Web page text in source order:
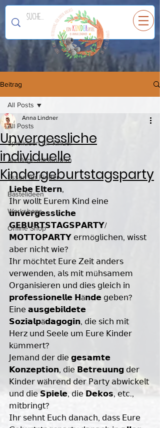
EinKINDERspiel
Beitrag
All Posts
Spielideen für Kinder
Ausflüge mit Kindern
Essen für Kinder
Bastelideen
Workshops
Online Shop
All Posts
Unvergessliche
individuelle
Kindergeburtstagsparty
Anna Lindner
𝗟𝗶𝗲𝗯𝗲 𝗘𝗹𝘁𝗲𝗿𝗻,
𝖨𝗁𝗋 𝗐𝗈𝗅𝗅𝗍 𝖤𝗎𝗋𝖾𝗆 𝖪𝗂𝗇𝖽 𝖾𝗂𝗇𝖾
𝘂𝗻𝘃𝗲𝗿𝗴𝗲𝘀𝘀𝗹𝗶𝗰𝗵𝗲
𝗚𝗘𝗕𝗨𝗥𝗧𝗦𝗧𝗔𝗚𝗦𝗣𝗔𝗥𝗧𝗬/
𝗠𝗢𝗧𝗧𝗢𝗣𝗔𝗥𝗧𝗬 𝖾𝗋𝗆ö𝗀𝗅𝗂𝖼𝗁𝖾𝗇, 𝗐𝗂𝗌𝗌𝗍
𝖺𝖻𝖾𝗋 𝗇𝗂𝖼𝗁𝗍 𝗐𝗂𝖾?
𝖨𝗁𝗋 𝗆ö𝖼𝗁𝗍𝖾𝗍 𝖤𝗎𝗋𝖾 𝖹𝖾𝗂𝗍 𝖺𝗇𝖽𝖾𝗋𝗌
𝗏𝖾𝗋𝗐𝖾𝗇𝖽𝖾𝗇, 𝖺𝗅𝗌 𝗆𝗂𝗍 𝗆ü𝗁𝗌𝖺𝗆𝖾𝗆
𝖮𝗋𝗀𝖺𝗇𝗂𝗌𝗂𝖾𝗋𝖾𝗇 𝗎𝗇𝖽 𝖽𝗂𝖾𝗌 𝗀𝗅𝖾𝗂𝖼𝗁 𝗂𝗇
𝗽𝗿𝗼𝗳𝗲𝘀𝘀𝗶𝗼𝗻𝗲𝗹𝗹𝗲 𝗛ä𝗻𝗱𝗲 𝗀𝖾𝖻𝖾𝗇?
𝖤𝗂𝗇𝖾 𝗮𝘂𝘀𝗴𝗲𝗯𝗶𝗹𝗱𝗲𝘁𝗲
𝗦𝗼𝘇𝗶𝗮𝗹𝗽ä𝗱𝗮𝗴𝗼𝗴𝗶𝗻, 𝖽𝗂𝖾 𝗌𝗂𝖼𝗁 𝗆𝗂𝗍
𝖧𝖾𝗋𝗓 𝗎𝗇𝖽 𝖲𝖾𝖾𝗅𝖾 𝗎𝗆 𝖤𝗎𝗋𝖾 𝖪𝗂𝗇𝖽𝖾𝗋
𝗄ü𝗆𝗆𝖾𝗋𝗍?
𝖩𝖾𝗆𝖺𝗇𝖽 𝖽𝖾𝗋 𝖽𝗂𝖾 𝗴𝗲𝘀𝗮𝗺𝘁𝗲
𝗞𝗼𝗻𝘇𝗲𝗽𝘁𝗶𝗼𝗻, 𝖽𝗂𝖾 𝗕𝗲𝘁𝗿𝗲𝘂𝘂𝗻𝗴 𝖽𝖾𝗋
𝖪𝗂𝗇𝖽𝖾𝗋 𝗐ä𝗁𝗋𝖾𝗇𝖽 𝖽𝖾𝗋 𝖯𝖺𝗋𝗍𝗒 𝖺𝖻𝗐𝗂𝖼𝗄𝖾𝗅𝗍
𝗎𝗇𝖽 𝖽𝗂𝖾 𝗦𝗽𝗶𝗲𝗹𝗲, 𝖽𝗂𝖾 𝗗𝗲𝗸𝗼𝘀, 𝖾𝗍𝖼.,
𝗆𝗂𝗍𝖻𝗋𝗂𝗇𝗀𝗍?
𝖨𝗁𝗋 𝗌𝖾𝗁𝗇𝗍 𝖤𝗎𝖼𝗁 𝖽𝖺𝗇𝖺𝖼𝗁, 𝖽𝖺𝗌𝗌 𝖤𝗎𝗋𝖾